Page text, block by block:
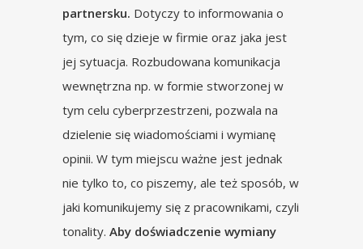
partnersku. Dotyczy to informowania o
tym, co się dzieje w firmie oraz jaka jest
jej sytuacja. Rozbudowana komunikacja
wewnętrzna np. w formie stworzonej w
tym celu cyberprzestrzeni, pozwala na
dzielenie się wiadomościami i wymianę
opinii. W tym miejscu ważne jest jednak
nie tylko to, co piszemy, ale też sposób, w
jaki komunikujemy się z pracownikami, czyli
tonality.Aby doświadczenie wymiany